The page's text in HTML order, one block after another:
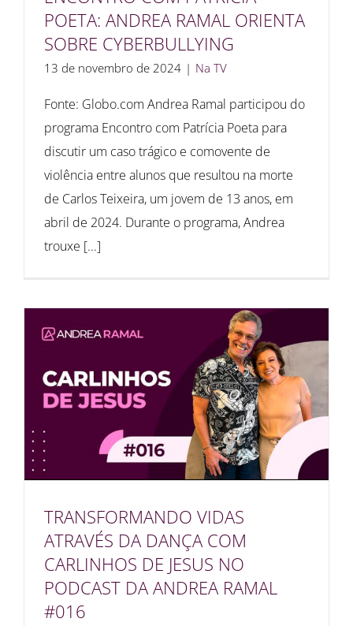
POETA: ANDREA RAMAL ORIENTA
SOBRE CYBERBULLYING
13 de novembro de 2024 | Na TV
Fonte: Globo.com Andrea Ramal participou do
programa Encontro com Patrícia Poeta para
discutir um caso trágico e comovente de
violência entre alunos que resultou na morte
de Carlos Teixeira, um jovem de 13 anos, em
abril de 2024. Durante o programa, Andrea
trouxe [...]
TRANSFORMANDO VIDAS
ATRAVÉS DA DANÇA COM
CARLINHOS DE JESUS NO
PODCAST DA ANDREA RAMAL
#016